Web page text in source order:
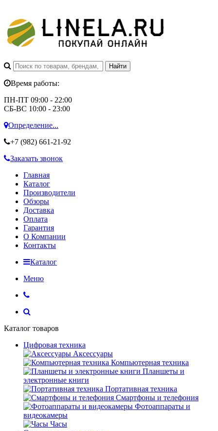
Время работы:
ПН-ПТ 09:00 - 22:00
СБ-ВС 10:00 - 23:00
Определение...
+7 (982) 661-21-92
Заказать звонок
Главная
Каталог
Производители
Обзоры
Доставка
Оплата
Гарантия
О Компании
Контакты
Каталог
Меню
Каталог товаров
Цифровая техника
Аксессуары
Компьютерная техника
Планшеты и
электронные книги
Портативная техника
Смартфоны и телефония
Фотоаппараты и
видеокамеры
Часы